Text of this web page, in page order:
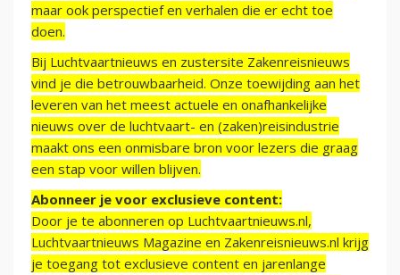
maar ook perspectief en verhalen die er echt toe
doen.
Bij Luchtvaartnieuws en zustersite Zakenreisnieuws
vind je die betrouwbaarheid. Onze toewijding aan het
leveren van het meest actuele en onafhankelijke
nieuws over de luchtvaart- en (zaken)reisindustrie
maakt ons een onmisbare bron voor lezers die graag
een stap voor willen blijven.
Abonneer je voor exclusieve content:
Door je te abonneren op Luchtvaartnieuws.nl,
Luchtvaartnieuws Magazine en Zakenreisnieuws.nl krijg
je toegang tot exclusieve content en jarenlange